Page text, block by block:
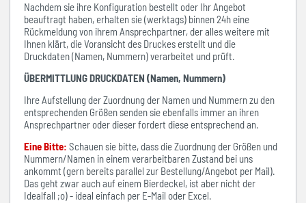
Nachdem sie ihre Konfiguration bestellt oder Ihr Angebot
beauftragt haben, erhalten sie (werktags) binnen 24h eine
Rückmeldung von ihrem Ansprechpartner, der alles weitere mit
Ihnen klärt, die Voransicht des Druckes erstellt und die
Druckdaten (Namen, Nummern) verarbeitet und prüft.
ÜBERMITTLUNG DRUCKDATEN (Namen, Nummern)
Ihre Aufstellung der Zuordnung der Namen und Nummern zu den
entsprechenden Größen senden sie ebenfalls immer an ihren
Ansprechpartner oder dieser fordert diese entsprechend an.
Eine Bitte: Schauen sie bitte, dass die Zuordnung der Größen und
Nummern/Namen in einem verarbeitbaren Zustand bei uns
ankommt (gern bereits parallel zur Bestellung/Angebot per Mail).
Das geht zwar auch auf einem Bierdeckel, ist aber nicht der
Idealfall ;o) - ideal einfach per E-Mail oder Excel.